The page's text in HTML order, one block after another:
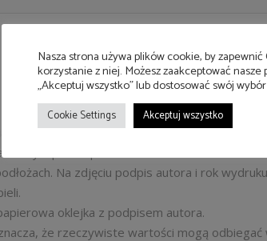
ramy z passe-partout ok. 36×46 cm.
ramy z passe-partout ok. 46×56 cm.
Na zdjęciu podpis autora i rok
oklejka z podpisem autora.
że rzeczywiste wartości mogą
Nasza strona używa plików cookie, by zapewnić
korzystanie z niej. Możesz zaakceptować
„Akceptuj wszystko” lub dostosować swój
Cookie Settings Akceptuj wszystko